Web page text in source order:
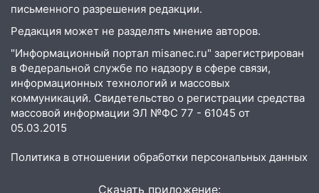
областной больницы поступили шесть
16:51 В Чердаклинском районе
ремонтируют дороги, ставят остановки
и проводят новое освещение
16:35 В Ульяновске установили ещё
девять бункеров для крупногабаритного
16:26
В Ульяновске бесплатно покажут
письменного разрешения редакции.
Редакция может не разделять мнение авторов.
"Информационный портал misanec.ru" зарегистрирован
в Федеральной службе по надзору в сфере связи,
информационных технологий и массовых
коммуникаций. Свидетельство о регистрации средства
массовой информации ЭЛ №ФС 77 - 61045 от
05.03.2015
Политика в отношении обработки персональных данных
Скачать приложение: